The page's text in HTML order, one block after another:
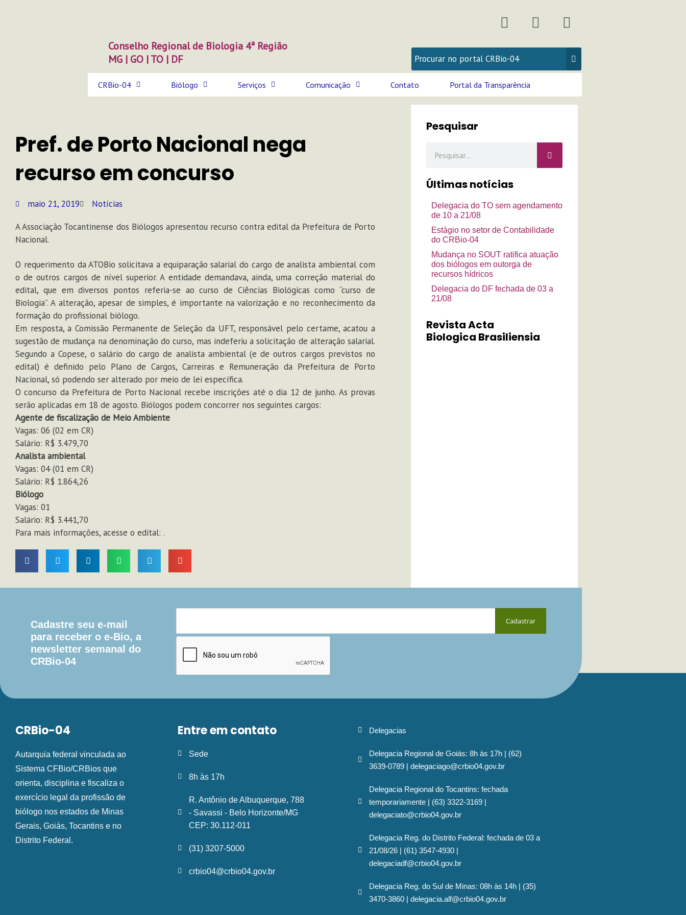
Conselho Regional de Biologia 4ª Região
MG | GO | TO | DF
F
a
c
e
b
o
o
I
n
s
a
r
Y
o
u
u
e
CRBio-04 Biólogo Serviços Comunicação Contato Portal da Transparência
Pref. de Porto Nacional nega
recurso em concurso
maio 21, 2019 Notícias
A Associação Tocantinense dos Biólogos apresentou recurso contra edital da Prefeitura de Porto
Nacional.
O requerimento da ATOBio solicitava a equiparação salarial do cargo de analista ambiental com
o de outros cargos de nível superior. A entidade demandava, ainda, uma correção material do
edital, que em diversos pontos referia-se ao curso de Ciências Biológicas como “curso de
Biologia”. A alteração, apesar de simples, é importante na valorização e no reconhecimento da
formação do profissional biólogo.
Em resposta, a Comissão Permanente de Seleção da UFT, responsável pelo certame, acatou a
sugestão de mudança na denominação do curso, mas indeferiu a solicitação de alteração salarial.
Segundo a Copese, o salário do cargo de analista ambiental (e de outros cargos previstos no
edital) é definido pelo Plano de Cargos, Carreiras e Remuneração da Prefeitura de Porto
Nacional, só podendo ser alterado por meio de lei específica.
O concurso da Prefeitura de Porto Nacional recebe inscrições até o dia 12 de junho. As provas
serão aplicadas em 18 de agosto. Biólogos podem concorrer nos seguintes cargos:
Agente de fiscalização de Meio Ambiente
Vagas: 06 (02 em CR)
Salário: R$ 3.479,70
Analista ambiental
Vagas: 04 (01 em CR)
Salário: R$ 1.864,26
Biólogo
Vagas: 01
Salário: R$ 3.441,70
Para mais informações, acesse o edital: .
Pesquisar
Últimas notícias
Delegacia do TO sem agendamento
de 10 a 21/08
Estágio no setor de Contabilidade
do CRBio-04
Mudança no SOUT ratifica atuação
dos biólogos em outorga de
recursos hídricos
Delegacia do DF fechada de 03 a
21/08
Revista Acta
Biologica Brasiliensia
Cadastre seu e-mail
para receber o e-Bio, a
newsletter semanal do
CRBio-04
CRBio-04
Autarquia federal vinculada ao
Sistema CFBio/CRBios que
orienta, disciplina e fiscaliza o
exercício legal da profissão de
biólogo nos estados de Minas
Gerais, Goiás, Tocantins e no
Distrito Federal.
Entre em contato
Sede
8h às 17h
R. Antônio de Albuquerque, 788
- Savassi - Belo Horizonte/MG
CEP: 30.112-011
(31) 3207-5000
crbio04@crbio04.gov.br
Delegacias
Delegacia Regional de Goiás: 8h às 17h | (62)
3639-0789 | delegaciago@crbio04.gov.br
Delegacia Regional do Tocantins: fechada
temporariamente | (63) 3322-3169 |
delegaciato@crbio04.gov.br
Delegacia Reg. do Distrito Federal: fechada de 03 a
21/08/26 | (61) 3547-4930 |
delegaciadf@crbio04.gov.br
Delegacia Reg. do Sul de Minas: 08h às 14h | (35)
3470-3860 | delegacia.alf@crbio04.gov.br